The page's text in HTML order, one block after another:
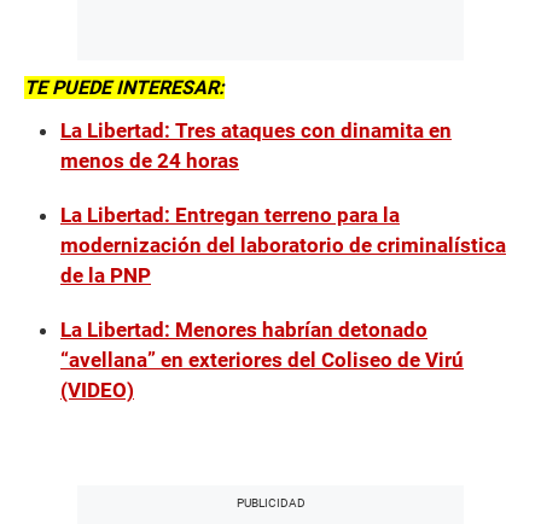
TE PUEDE INTERESAR:
La Libertad: Tres ataques con dinamita en
menos de 24 horas
La Libertad: Entregan terreno para la
modernización del laboratorio de criminalística
de la PNP
La Libertad: Menores habrían detonado
“avellana” en exteriores del Coliseo de Virú
(VIDEO)